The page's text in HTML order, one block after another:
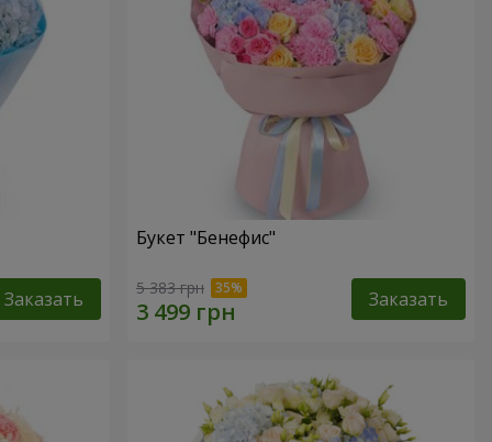
Заказать
Букет "Бенефис"
5 383 грн Заказать